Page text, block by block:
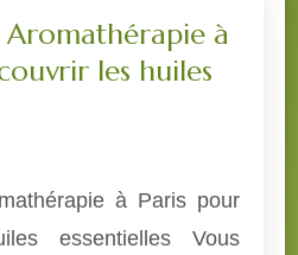
à
les huiles
à Paris pour
essentielles Vous